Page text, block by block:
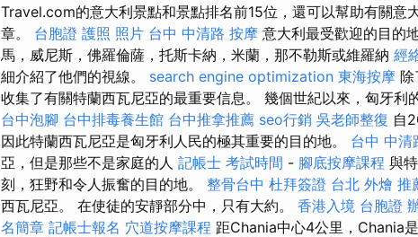
Travel.com的意大利景點和景點排名前15位，還可以幫助有關意
章。 台胞證 護照 照片 台中 中清路 按摩 意大利最受歡迎的目的
馬，威尼斯，佛羅倫薩，托斯卡納，米蘭，那不勒斯或維羅納 經
細介紹了他們的視線。 search engine optimization 東海按摩 除
收集了有關特蘭西瓦尼亞的最重要信息。 幾個世紀以來，匈牙利
台中泡腳 台中排毒養生館 台中推拿推薦 seo行銷 吳老師整復 自
因此特蘭西瓦尼亞是匈牙利人民的極其重要的目的地。 台中 中清
亞，但是那些不是家庭的人 記帳士 考試時間 - 腳底按摩課程 與
刻，狂野和令人振奮的目的地。 整骨台中 杜拜簽證 台北 外燴 推
西瓦尼亞。 在使徒的安靜部分中，只有大約。 香港入境 台胞證
名簡章 記帳士報名 穴道按摩課程 距Chania中心4公里，Chania